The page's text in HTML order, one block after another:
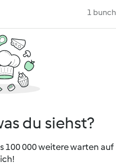
1 bunch
du siehst?
100 000 weitere warten auf